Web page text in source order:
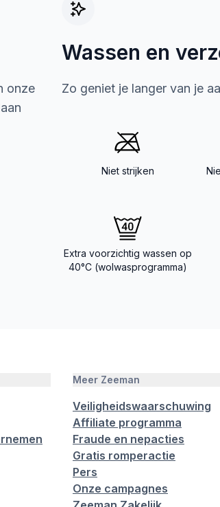
onze
Wassen en
Zo geniet je langer van je
Niet strijken
Extra voorzichtig wassen op
40°C (wolwasprogramma)
Meer Zeeman
Veiligheidswaarschuwing
Affiliate programma
Fraude en nepacties
Gratis romperactie
Pers
Onze campagnes